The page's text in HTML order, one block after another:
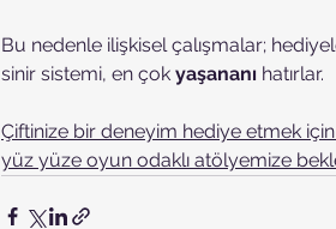
Bu nedenle ilişkisel çalışmalar;
sinir sistemi, en çok yaşananı hatırlar.
Çiftinize bir deneyim hediye etmek
yüz yüze oyun odaklı atölyemize